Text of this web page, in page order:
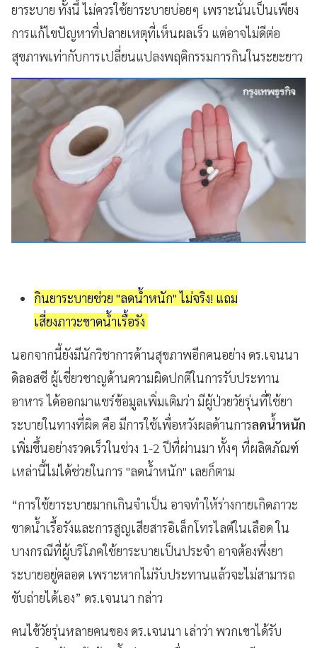
ยาระบาย ทั้งนี้ ไม่ควรใช้ยาระบายบ่อยๆ เพราะนั่นเป็นเพียง
การแก้ไขปัญหาที่ปลายเหตุที่เห็นผลเร็ว แต่อาจไม่ดีต่อ
สุขภาพเท่ากับการเปลี่ยนแปลงพฤติกรรมการกินในระยะยาว
กินยาระบายช่วย "ลดน้ำหนัก" ไม่จริง! แถม
เสี่ยงภาวะขาดน้ำเรื้อรัง
นอกจากนี้ยังมีนักวิชาการด้านสุขภาพอีกคนอย่าง ดร.เจนนา
ดิลอสซี ผู้เชี่ยวชาญด้านความผิดปกติในการรับประทาน
อาหาร ได้ออกมาแชร์ข้อมูลเพิ่มเติมว่า มีผู้ป่วยวัยรุ่นที่ใช้ยา
ระบายในทางที่ผิด คือ มีการใช้เพื่อหวังผลด้านการลดน้ำหนัก
เพิ่มขึ้นอย่างรวดเร็วในช่วง 1-2 ปีที่ผ่านมา ทั้งๆ ที่ผลิตภัณฑ์
เหล่านี้ไม่ได้ช่วยในการ "ลดน้ำหนัก" เลยก็ตาม
“การใช้ยาระบายมากเกินจำเป็น อาจทำให้ร่างกายเกิดภาวะ
ขาดน้ำเรื้อรังและการสูญเสียสารอิเล็กโทรไลต์ในเลือด ใน
บางกรณีที่ผู้บริโภคใช้ยาระบายเป็นประจำ อาจต้องพึ่งยา
ระบายอยู่ตลอด เพราะหากไม่รับประทานแล้วจะไม่สามารถ
ขับถ่ายได้เอง” ดร.เจนนา กล่าว
คนไข้วัยรุ่นหลายคนของ ดร.เจนนา เล่าว่า พวกเขาได้รับ